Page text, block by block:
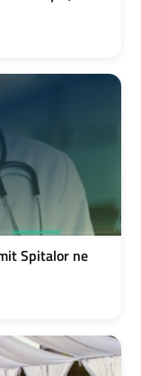
Spitalor ne